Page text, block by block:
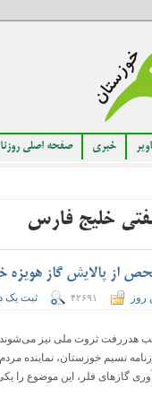
خبری صفحه اصلی
خلیج فارس
از پالایش گاز هویزه
روز ۴۲۶۹۱ ثبت یک
هدررفت ثروت ملی نیز
نسیم خوزستان، نماینده مردم
گازهای فلر، این موضوع